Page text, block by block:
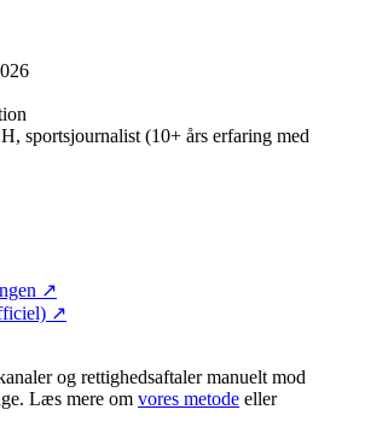
sportsjournalist (10+ års erfaring med
↗
↗
og rettighedsaftaler manuelt mod
Læs mere om vores metode eller